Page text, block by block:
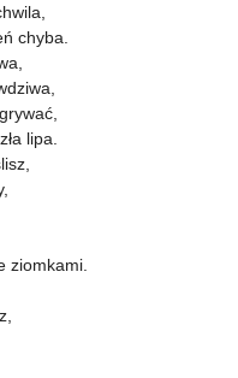
chyba.
lipa.
ziomkami.